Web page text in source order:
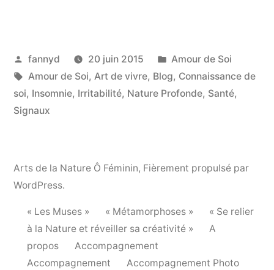
Publié
par
fannyd 20 juin 2015
Publié
dans
Amour de Soi
Étiquettes :
Amour de Soi, Art de vivre, Blog, Connaissance de
soi, Insomnie, Irritabilité, Nature Profonde, Santé,
Signaux
Arts de la Nature Ô Féminin, Fièrement propulsé par
WordPress.
« Les Muses » « Métamorphoses »
« Se relier
à la Nature et réveiller sa créativité »
A
propos
Accompagnement
Accompagnement
Accompagnement Photo